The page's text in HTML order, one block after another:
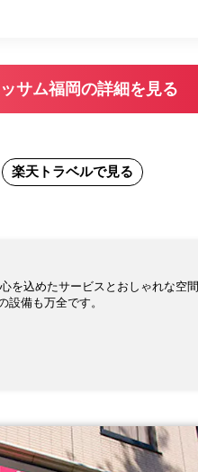
サム福岡の詳細を見る
楽天トラベルで見る
を込めたサービスとおしゃれな空
設備も万全です。